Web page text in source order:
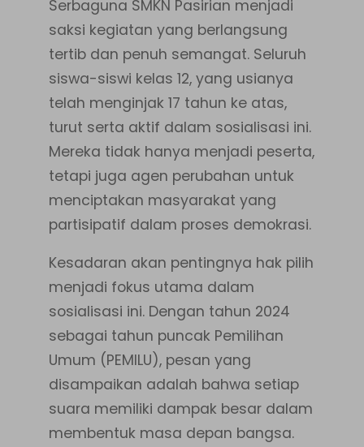
Serbaguna SMKN Pasirian menjadi
saksi kegiatan yang berlangsung
tertib dan penuh semangat. Seluruh
siswa-siswi kelas 12, yang usianya
telah menginjak 17 tahun ke atas,
turut serta aktif dalam sosialisasi ini.
Mereka tidak hanya menjadi peserta,
tetapi juga agen perubahan untuk
menciptakan masyarakat yang
partisipatif dalam proses demokrasi.
Kesadaran akan pentingnya hak pilih
menjadi fokus utama dalam
sosialisasi ini. Dengan tahun 2024
sebagai tahun puncak Pemilihan
Umum (PEMILU), pesan yang
disampaikan adalah bahwa setiap
suara memiliki dampak besar dalam
membentuk masa depan bangsa.